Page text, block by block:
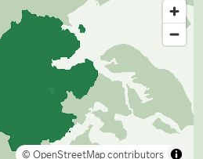
© OpenStreetMap contributors